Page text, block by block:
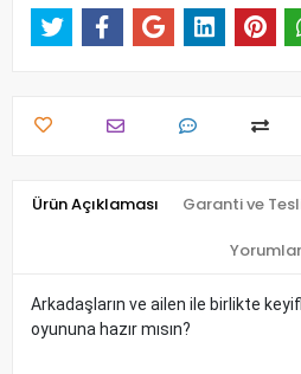
Ürün Açıklaması Garanti ve
Yorumlar
Arkadaşların ve ailen ile birlikte
oyununa hazır mısın?